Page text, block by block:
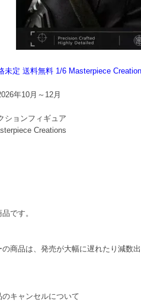
未定 送料無料 1/6 Masterpiece
年10月～12月
ションフィギュア
Creations
です。
の商品は、発売が大幅に遅れたり減数
キャンセルについて